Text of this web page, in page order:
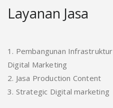
Layanan Jasa
1. Pembangunan Infrastruktur
Digital Marketing
2. Jasa Production Content
3. Strategic Digital marketing